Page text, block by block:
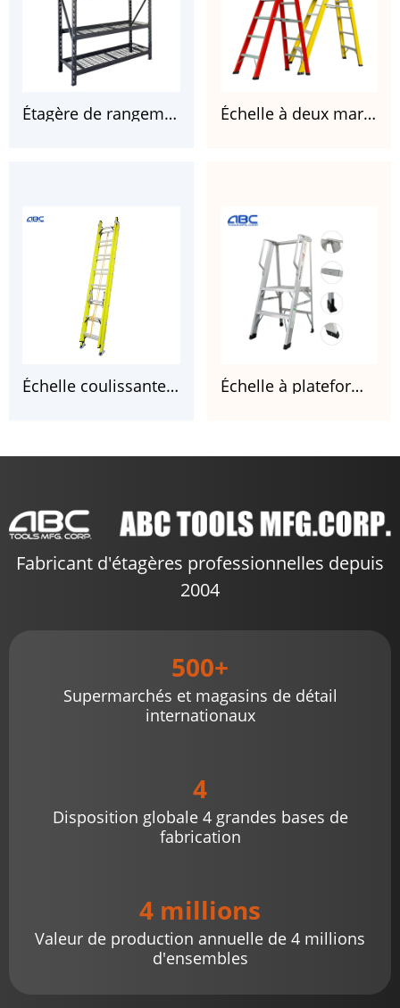
Étagère de rangement robuste en fil d'acier soudé, noire, 195 cm (l) x 61 cm (P) x 183 cm (H). Échelle à deux marches en fibre de verre jaune et rouge FGD105HA
Échelle coulissante en fibre de verre de type IA avec certificat CSA Échelle à plateforme en aluminium AL102, escalier pliant en aluminium
Fabricant d'étagères professionnelles depuis
2004
500+
Supermarchés et magasins de détail
internationaux
4
Disposition globale 4 grandes bases de
fabrication
4 millions
Valeur de production annuelle de 4 millions
d'ensembles